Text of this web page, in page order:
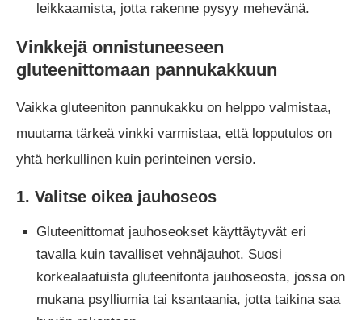
leikkaamista, jotta rakenne pysyy mehevänä.
Vinkkejä onnistuneeseen
gluteenittomaan pannukakkuun
Vaikka gluteeniton pannukakku on helppo valmistaa,
muutama tärkeä vinkki varmistaa, että lopputulos on
yhtä herkullinen kuin perinteinen versio.
1. Valitse oikea jauhoseos
Gluteenittomat jauhoseokset käyttäytyvät eri
tavalla kuin tavalliset vehnäjauhot. Suosi
korkealaatuista gluteenitonta jauhoseosta, jossa on
mukana psylliumia tai ksantaania, jotta taikina saa